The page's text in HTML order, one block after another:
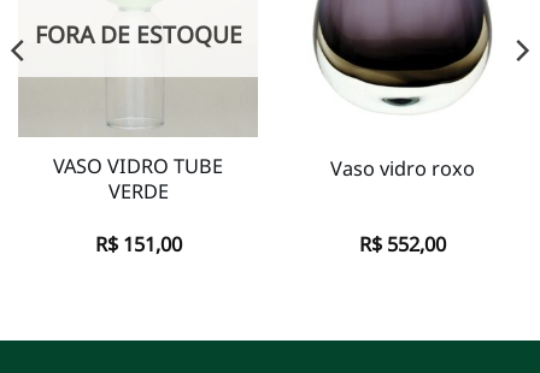
FORA DE ESTOQUE
VASO VIDRO TUBE
VERDE
R$151,00
desejos
Vaso vidro roxo
R$552,00